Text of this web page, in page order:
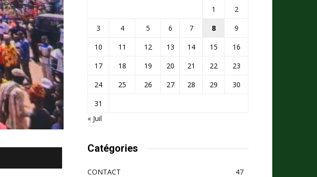
1
2
3
4 5 6 7 8
9
10
11 12 13 14 15
16
17
18 19 20 21 22
23
24
25 26 27 28 29
30
31
« Juil
Catégories
CONTACT
47